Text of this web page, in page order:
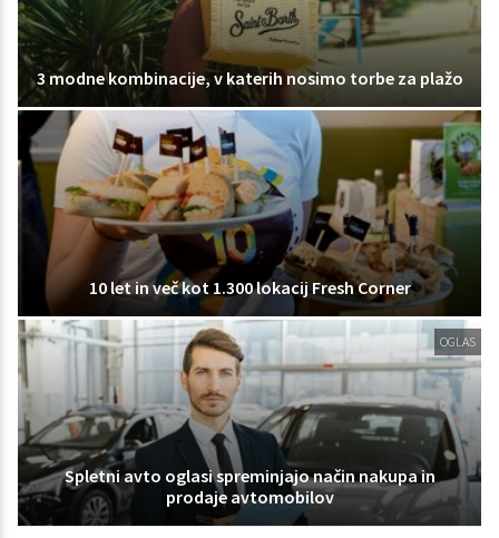
3 modne kombinacije, v katerih nosimo torbe za plažo
10 let in več kot 1.300 lokacij Fresh Corner
OGLAS
Spletni avto oglasi spreminjajo način nakupa in
prodaje avtomobilov